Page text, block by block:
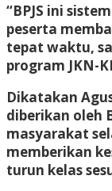
“BPJS ini
peserta
tepat waktu,
program JKN-
Dikatakan
diberikan oleh
masyarakat
memberikan
turun kelas